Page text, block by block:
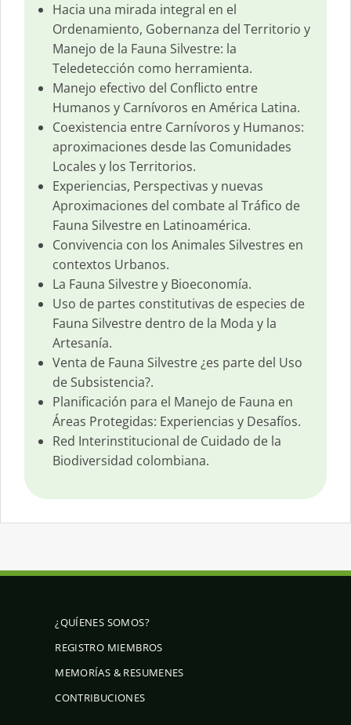
Hacia una mirada integral en el
Ordenamiento, Gobernanza del Territorio y
Manejo de la Fauna Silvestre: la
Teledetección como herramienta.
Manejo efectivo del Conflicto entre
Humanos y Carnívoros en América Latina.
Coexistencia entre Carnívoros y Humanos:
aproximaciones desde las Comunidades
Locales y los Territorios.
Experiencias, Perspectivas y nuevas
Aproximaciones del combate al Tráfico de
Fauna Silvestre en Latinoamérica.
Convivencia con los Animales Silvestres en
contextos Urbanos.
La Fauna Silvestre y Bioeconomía.
Uso de partes constitutivas de especies de
Fauna Silvestre dentro de la Moda y la
Artesanía.
Venta de Fauna Silvestre ¿es parte del Uso
de Subsistencia?.
Planificación para el Manejo de Fauna en
Áreas Protegidas: Experiencias y Desafíos.
Red Interinstitucional de Cuidado de la
Biodiversidad colombiana.
¿QUÍENES SOMOS?
REGISTRO MIEMBROS
MEMORÍAS & RESUMENES
CONTRIBUCIONES